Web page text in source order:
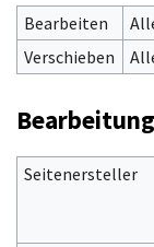
Bearbeiten
Verschieben
Seitenersteller